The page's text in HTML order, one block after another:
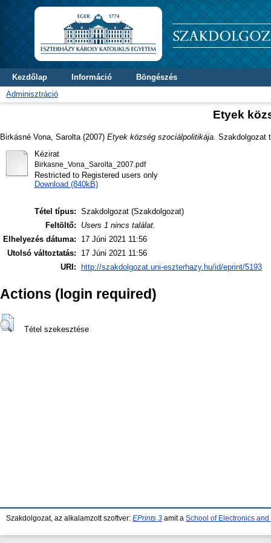
Kezdőlap Információ
Böngészés
Adminisztráció
Etyek
Birkásné Vona, Sarolta (2007) Etyek község szociálpolitikája. Szakdolgozat
Kézirat
Birkasne_Vona_Sarolta_2007.pdf
Restricted to Registered users only
Download (840kB)
Tétel típus: Szakdolgozat (Szakdolgozat)
Feltöltő:
Users 1 nincs találat.
Elhelyezés dátuma:
17 Júni 2021 11:56
Utolsó változtatás:
17 Júni 2021 11:56
URI:
http://szakdolgozat.uni-eszterhazy.hu/id/eprint/5193
Actions (login required)
Tétel szekesztése
Szakdolgozat, az alkalamzott szoftver: EPrints 3 amit a School of Electronics